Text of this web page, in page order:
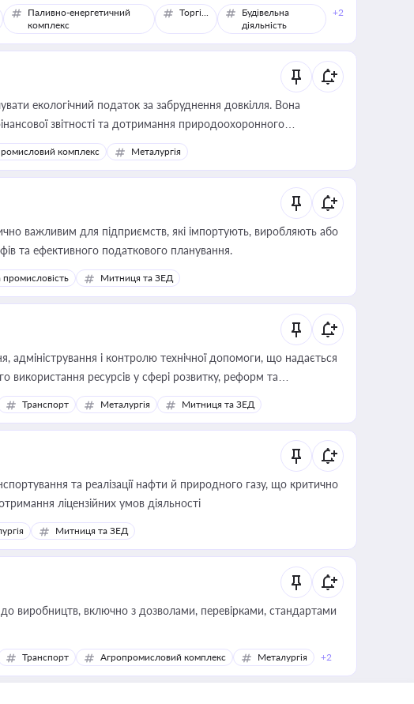
Паливно-енергетичний
комплекс
Торгівля
Будівельна
діяльність
+2
екологічний податок за забруднення довкілля. Вона
звітності та дотримання природоохоронного
комплекс Металургія
важливим для підприємств, які імпортують, виробляють або
та ефективного податкового планування.
промисловість Митниця та ЗЕД
і контролю технічної допомоги, що надається
використання ресурсів у сфері розвитку, реформ та
Транспорт Металургія Митниця та ЗЕД
та реалізації нафти й природного газу, що критично
ліцензійних умов діяльності
Митниця та ЗЕД
виробництв, включно з дозволами, перевірками, стандартами
Транспорт Агропромисловий комплекс Металургія +2